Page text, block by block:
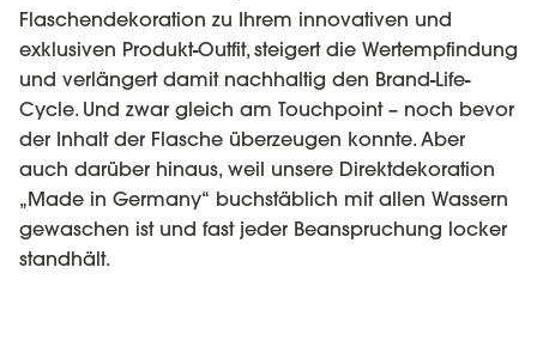
Flaschendekoration zu Ihrem innovativen und
exklusiven Produkt-Outfit, steigert die Wertempfindung
und verlängert damit nachhaltig den Brand-Life-
Cycle. Und zwar gleich am Touchpoint – noch bevor
der Inhalt der Flasche überzeugen konnte. Aber
auch darüber hinaus, weil unsere Direktdekoration
„Made in Germany“ buchstäblich mit allen Wassern
gewaschen ist und fast jeder Beanspruchung locker
standhält.